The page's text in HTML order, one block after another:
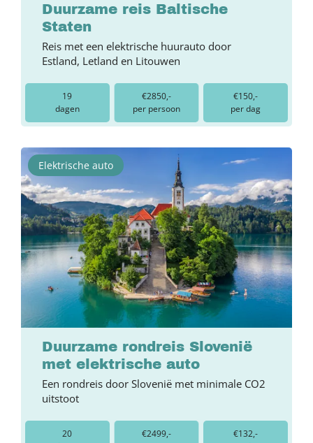
Duurzame reis Baltische
Staten
Reis met een elektrische huurauto door
Estland, Letland en Litouwen
19
dagen
€2850,-
per persoon
€150,-
per dag
Elektrische auto
Duurzame rondreis Slovenië
met elektrische auto
Een rondreis door Slovenië met minimale CO2
uitstoot
20
€2499,-
€132,-